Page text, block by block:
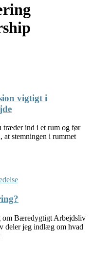
vigtigt i
træder ind i et rum og før
at stemningen i rummet
om Bæredygtigt Arbejdsliv
deler jeg indlæg om hvad